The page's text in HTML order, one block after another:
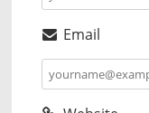
Email